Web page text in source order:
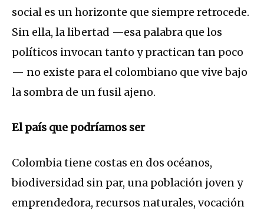
social es un horizonte que siempre retrocede.
Sin ella, la libertad —esa palabra que los
políticos invocan tanto y practican tan poco
— no existe para el colombiano que vive bajo
la sombra de un fusil ajeno.
El país que podríamos ser
Colombia tiene costas en dos océanos,
biodiversidad sin par, una población joven y
emprendedora, recursos naturales, vocación